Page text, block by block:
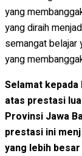
yang
yang diraih
semangat belajar
yang
Selamat
atas prestasi
Provinsi Jawa
prestasi ini
yang lebih